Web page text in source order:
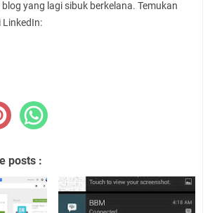
yang lagi sibuk berkelana. Temukan
LinkedIn:
posts :